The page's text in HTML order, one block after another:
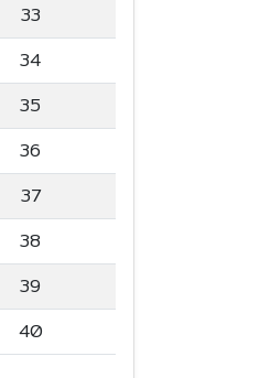
33
34
35
36
37
38
39
40